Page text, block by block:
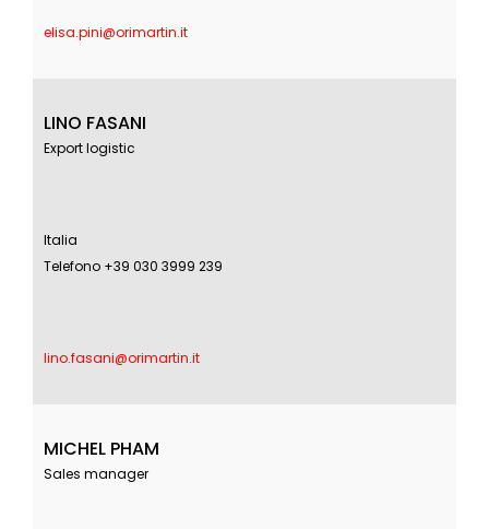
elisa.pini@orimartin.it
LINO FASANI
Export logistic
Italia
Telefono +39 030 3999 239
lino.fasani@orimartin.it
MICHEL PHAM
Sales manager